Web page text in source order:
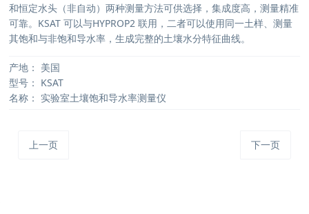
和恒定水头（非自动）两种测量方法可供选择，集成度高，测量精准
可靠。KSAT 可以与HYPROP2 联用，二者可以使用同一土样、测量
其饱和与非饱和导水率，生成完整的土壤水分特征曲线。
产地： 美国
型号： KSAT
名称： 实验室土壤饱和导水率测量仪
上一页 下一页